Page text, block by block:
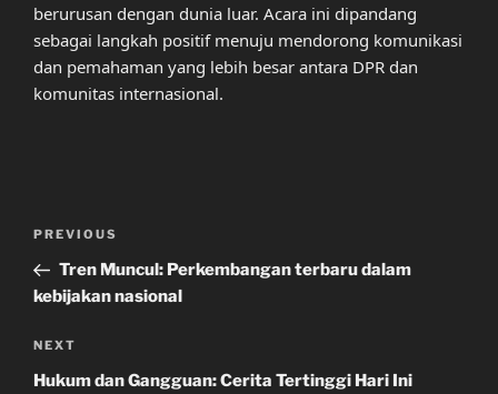
berurusan dengan dunia luar. Acara ini dipandang
sebagai langkah positif menuju mendorong komunikasi
dan pemahaman yang lebih besar antara DPR dan
komunitas internasional.
Previous
Post
PREVIOUS
Tren Muncul: Perkembangan terbaru dalam
kebijakan nasional
Next
Post
NEXT
Hukum dan Gangguan: Cerita Tertinggi Hari Ini